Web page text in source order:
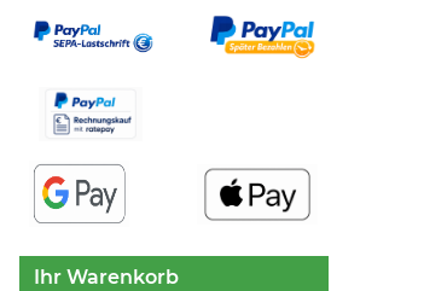
Ihr Warenkorb